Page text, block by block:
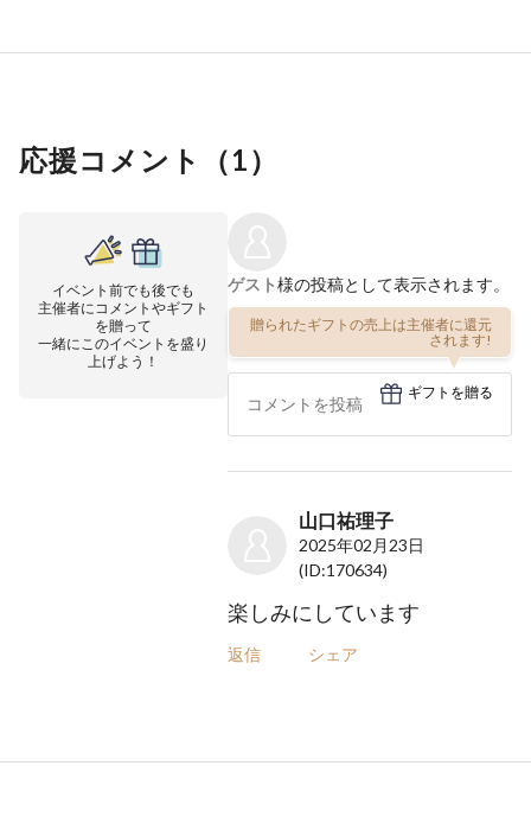
応援コメント（1）
イベント前でも後でも
主催者にコメントやギフト
を贈って
一緒にこのイベントを盛り
上げよう！
ゲスト様の投稿として表示されます。
贈られたギフトの売上は主催者に還元
されます!
ギフトを贈る
山口祐理子
2025年02月23日
(ID:170634)
楽しみにしています
返信 シェア